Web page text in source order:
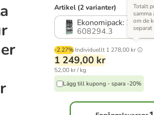
Artikel (2 varianter)
Ekonomipack: 2 x 12
608294.3
-2.27% Individuellt 1 278,00 kr
Totalt
samma
om de
separat
1 249,00 kr
52,00 kr / kg
Lägg till kupong - spara -20%